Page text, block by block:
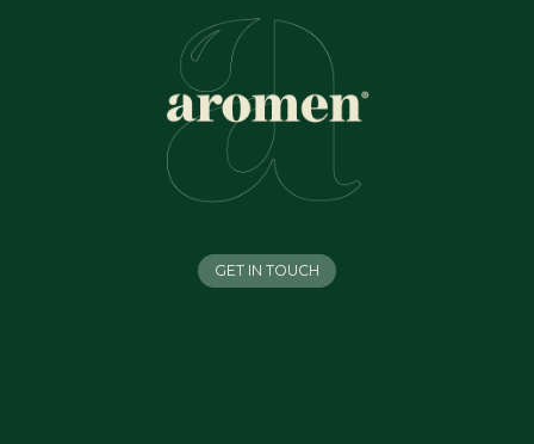
GET IN TOUCH